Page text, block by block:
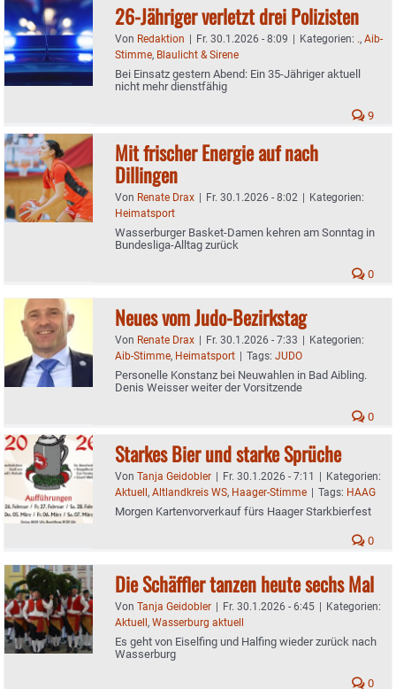
26-Jähriger verletzt drei Polizisten
Von Redaktion | Fr. 30.1.2026 - 8:09 | Kategorien: ., Aib-
Stimme, Blaulicht & Sirene
Bei Einsatz gestern Abend: Ein 35-Jähriger aktuell
nicht mehr dienstfähig
9
Mit frischer Energie auf nach
Dillingen
Von Renate Drax | Fr. 30.1.2026 - 8:02 | Kategorien:
Heimatsport
Wasserburger Basket-Damen kehren am Sonntag in
Bundesliga-Alltag zurück
0
Neues vom Judo-Bezirkstag
Von Renate Drax | Fr. 30.1.2026 - 7:33 | Kategorien:
Aib-Stimme, Heimatsport | Tags: JUDO
Personelle Konstanz bei Neuwahlen in Bad Aibling.
Denis Weisser weiter der Vorsitzende
0
Starkes Bier und starke Sprüche
Von Tanja Geidobler | Fr. 30.1.2026 - 7:11 | Kategorien:
Aktuell, Altlandkreis WS, Haager-Stimme | Tags: HAAG
Morgen Kartenvorverkauf fürs Haager Starkbierfest
0
Die Schäffler tanzen heute sechs Mal
Von Tanja Geidobler | Fr. 30.1.2026 - 6:45 | Kategorien:
Aktuell, Wasserburg aktuell
Es geht von Eiselfing und Halfing wieder zurück nach
Wasserburg
0